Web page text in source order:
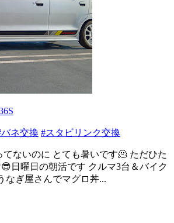
バネ交換 #スタビリンク交換
ないのに とても暑いです🫠 ただひた
日曜日の朝活です クルマ3台＆バイク
なぎ屋さんでマグロ丼...